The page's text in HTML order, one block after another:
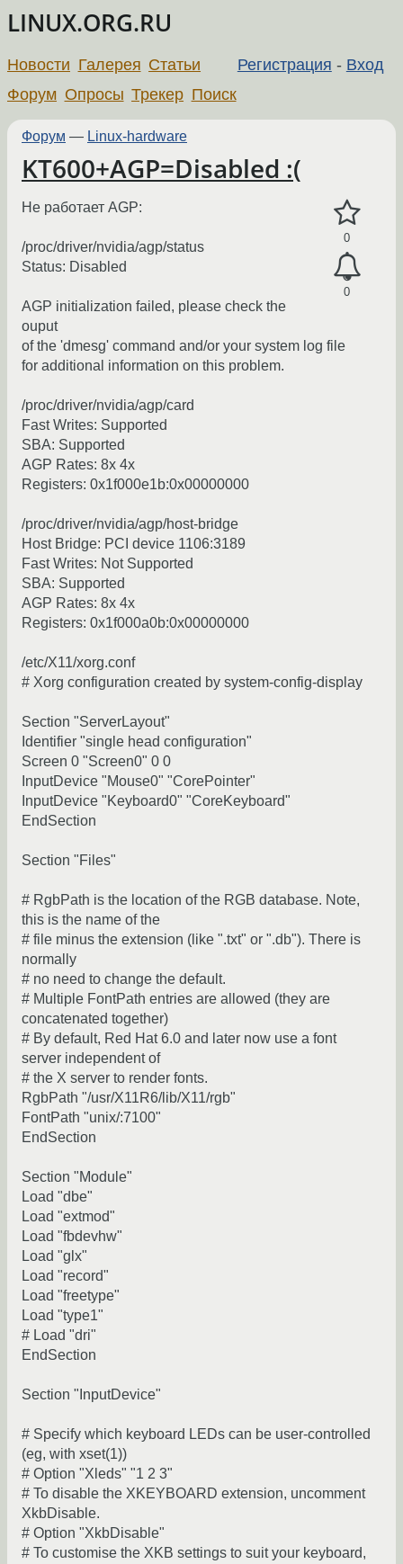
LINUX.ORG.RU
Регистрация - Вход
Новости Галерея Статьи
Форум Опросы Трекер Поиск
Форум — Linux-hardware
KT600+AGP=Disabled :(
0
0
Не работает AGP:
/proc/driver/nvidia/agp/status
Status: Disabled
AGP initialization failed, please check the
ouput
of the 'dmesg' command and/or your system log file
for additional information on this problem.
/proc/driver/nvidia/agp/card
Fast Writes: Supported
SBA: Supported
AGP Rates: 8x 4x
Registers: 0x1f000e1b:0x00000000
/proc/driver/nvidia/agp/host-bridge
Host Bridge: PCI device 1106:3189
Fast Writes: Not Supported
SBA: Supported
AGP Rates: 8x 4x
Registers: 0x1f000a0b:0x00000000
/etc/X11/xorg.conf
# Xorg configuration created by system-config-display
Section "ServerLayout"
Identifier "single head configuration"
Screen 0 "Screen0" 0 0
InputDevice "Mouse0" "CorePointer"
InputDevice "Keyboard0" "CoreKeyboard"
EndSection
Section "Files"
# RgbPath is the location of the RGB database. Note,
this is the name of the
# file minus the extension (like ".txt" or ".db"). There is
normally
# no need to change the default.
# Multiple FontPath entries are allowed (they are
concatenated together)
# By default, Red Hat 6.0 and later now use a font
server independent of
# the X server to render fonts.
RgbPath "/usr/X11R6/lib/X11/rgb"
FontPath "unix/:7100"
EndSection
Section "Module"
Load "dbe"
Load "extmod"
Load "fbdevhw"
Load "glx"
Load "record"
Load "freetype"
Load "type1"
# Load "dri"
EndSection
Section "InputDevice"
# Specify which keyboard LEDs can be user-controlled
(eg, with xset(1))
# Option "Xleds" "1 2 3"
# To disable the XKEYBOARD extension, uncomment
XkbDisable.
# Option "XkbDisable"
# To customise the XKB settings to suit your keyboard,